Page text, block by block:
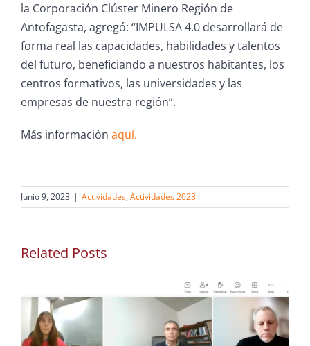
la Corporación Clúster Minero Región de
Antofagasta, agregó: “IMPULSA 4.0 desarrollará de
forma real las capacidades, habilidades y talentos
del futuro, beneficiando a nuestros habitantes, los
centros formativos, las universidades y las
empresas de nuestra región”.
Más información aquí.
Junio 9, 2023 | Actividades, Actividades 2023
Related Posts